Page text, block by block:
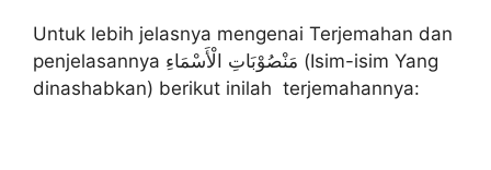
Untuk lebih jelasnya mengenai Terjemahan dan
penjelasannya مَنْصُوْبَاتِ الْأَسْمَاءِ (Isim-isim Yang
dinashabkan) berikut inilah terjemahannya: